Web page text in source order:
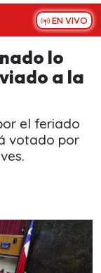
EN VIVO
lo
a la
el feriado
votado por